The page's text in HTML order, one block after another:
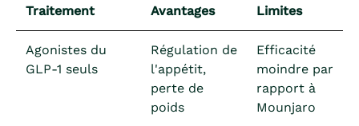
Traitement
Avantages Limites
Agonistes du
GLP-1 seuls
Régulation de
l'appétit,
perte de
poids
Efficacité
moindre par
rapport à
Mounjaro